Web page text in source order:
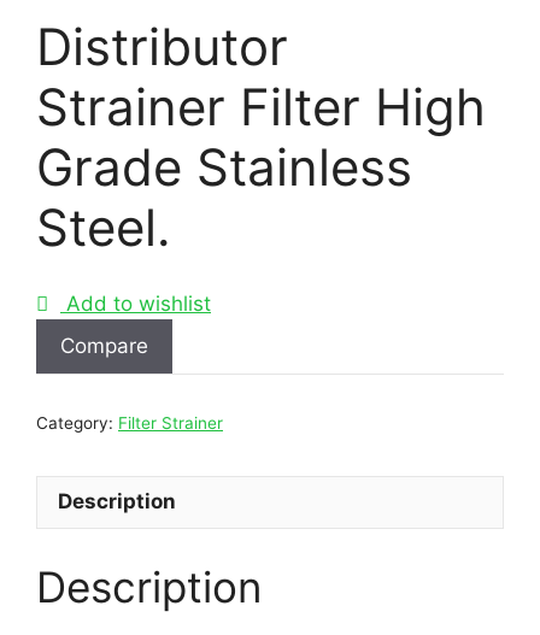
Distributor
Strainer Filter High
Grade Stainless
Steel.
Add to wishlist
Compare
Category: Filter Strainer
Description
Description